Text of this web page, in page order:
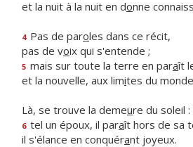
et la nuit à la nuit en donne
4 Pas de paroles dans ce récit,
pas de voix qui s'entende ;
5 mais sur toute la terre en paraît
et la nouvelle, aux limites du
Là, se trouve la demeure du soleil :
6 tel un époux, il paraît hors de sa
il s'élance en conquérant joyeux.